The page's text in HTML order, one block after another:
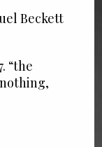
Beckett
“the